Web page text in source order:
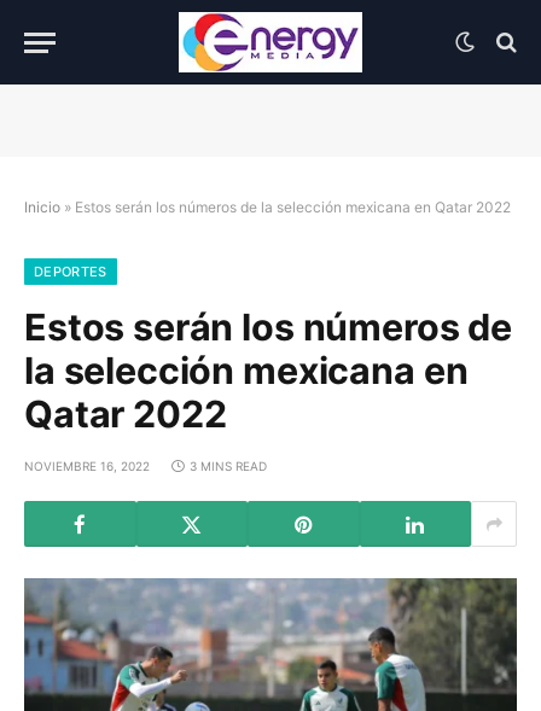
Inicio » Estos serán los números de la selección mexicana en Qatar 2022
DEPORTES
Estos serán los números de
la selección mexicana en
Qatar 2022
NOVIEMBRE 16, 2022 3 MINS READ